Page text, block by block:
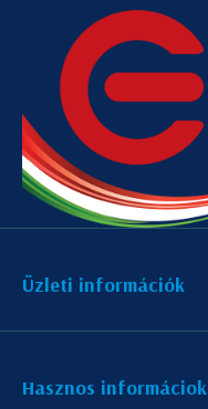
Üzleti információk
Hasznos informáciok